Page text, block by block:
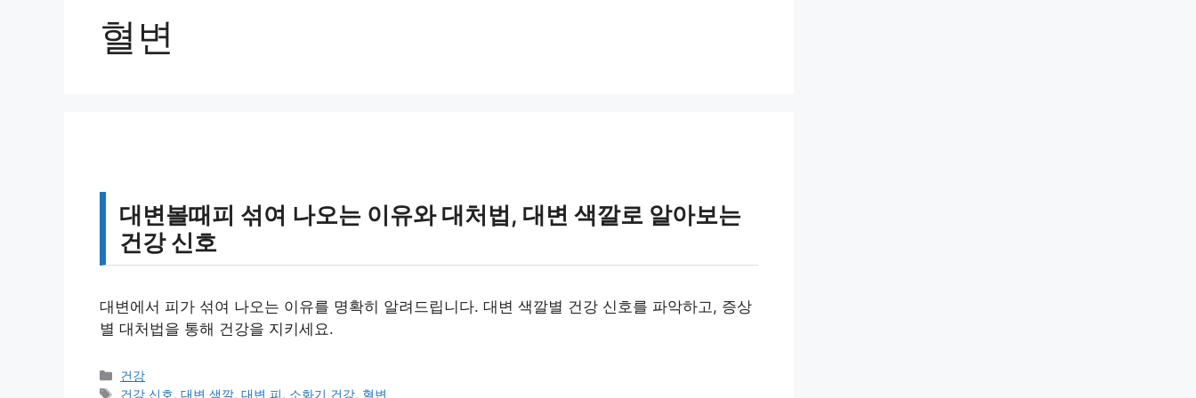
혈변
대변볼때피 섞여 나오는 이유와 대처법, 대변 색깔로 알아보는
건강 신호
대변에서 피가 섞여 나오는 이유를 명확히 알려드립니다. 대변 색깔별 건강 신호를 파악하고, 증상
별 대처법을 통해 건강을 지키세요.
카
테
건강
태
건강 신호,대변 색깔,대변 피, 소화기 건강, 혈변